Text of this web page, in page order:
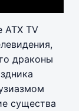
TV
драконы
существа